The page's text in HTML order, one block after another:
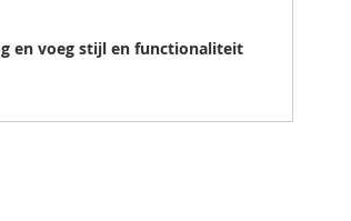
en voeg stijl en functionaliteit